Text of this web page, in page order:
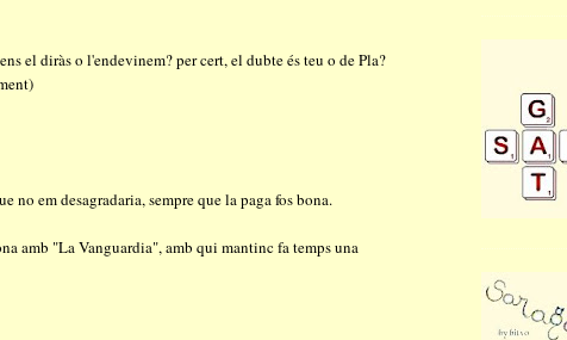
el diràs o l'endevinem? per cert, el dubte és teu o de Pla?
no em desagradaria, sempre que la paga fos bona.
amb "La Vanguardia", amb qui mantinc fa temps una